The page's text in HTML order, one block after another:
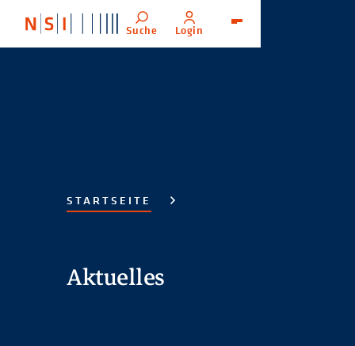
Suche Login
STARTSEITE
Aktuelles